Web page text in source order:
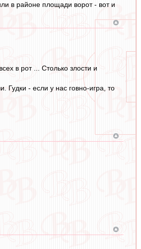
в районе площади ворот - вот и
в рот ... Столько злости и
- если у нас говно-игра, то